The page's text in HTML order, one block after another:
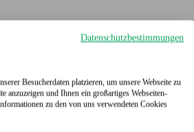
Datenschutzbestimmungen
Besucherdaten platzieren, um unsere Webseite zu
anzuzeigen und Ihnen ein großartiges Webseiten-
zu den von uns verwendeten Cookies